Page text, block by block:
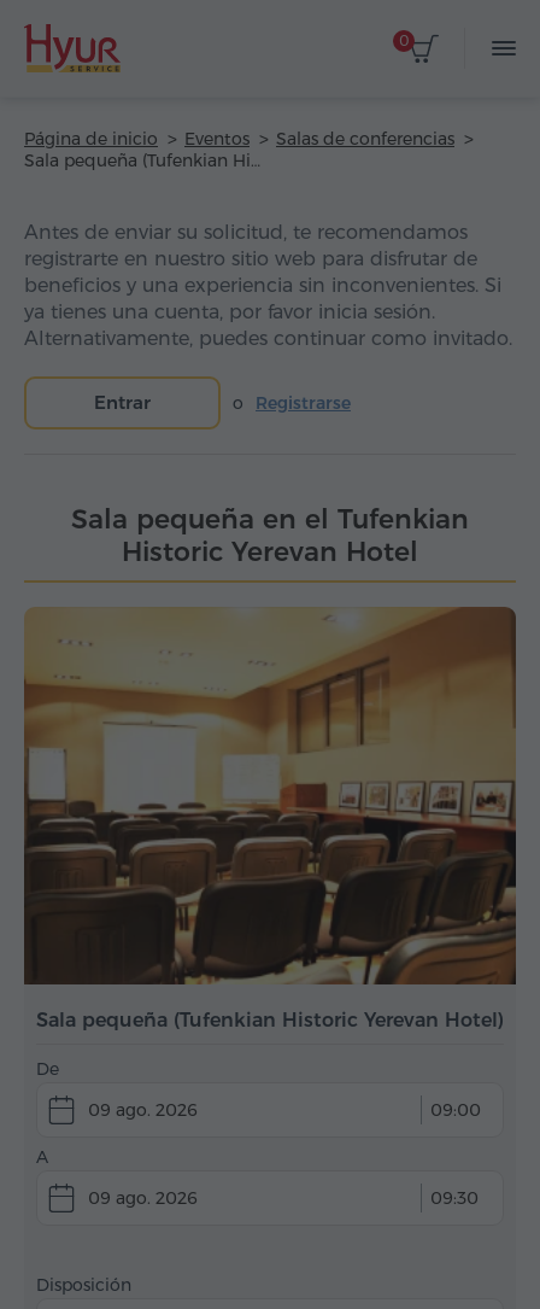
0
Página de inicio Eventos
Salas de conferencias
Sala pequeña (Tufenkian Historic Yerevan Hotel)
Antes de enviar su solicitud, te recomendamos
registrarte en nuestro sitio web para disfrutar de
beneficios y una experiencia sin inconvenientes. Si
ya tienes una cuenta, por favor inicia sesión.
Alternativamente, puedes continuar como invitado.
Entrar o Registrarse
Sala pequeña en el Tufenkian
Historic Yerevan Hotel
Sala pequeña (Tufenkian Historic Yerevan Hotel)
De
09 ago. 2026
09:00
A
09 ago. 2026
09:30
Disposición